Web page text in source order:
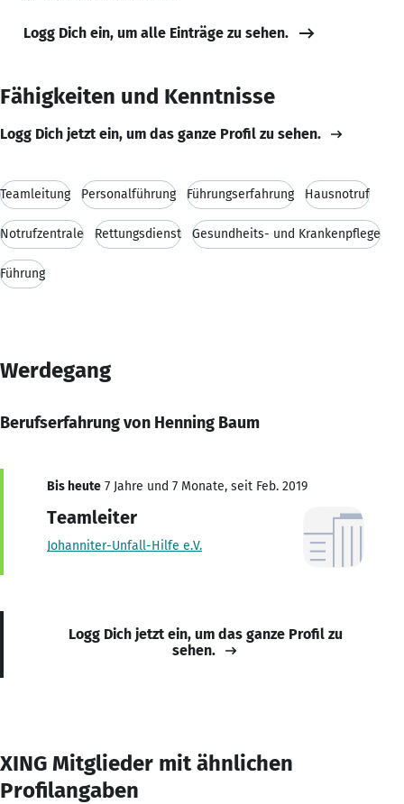
Logg Dich ein, um alle Einträge zu sehen.
Fähigkeiten und Kenntnisse
Logg Dich jetzt ein, um das ganze Profil zu sehen.
Teamleitung Personalführung Führungserfahrung Hausnotruf
Notrufzentrale Rettungsdienst Gesundheits- und Krankenpflege
Führung
Werdegang
Berufserfahrung von Henning Baum
Bis heute 7 Jahre und 7 Monate, seit Feb. 2019
Teamleiter
Johanniter-Unfall-Hilfe e.V.
Logg Dich jetzt ein, um das ganze Profil zu
sehen.
XING Mitglieder mit ähnlichen
Profilangaben